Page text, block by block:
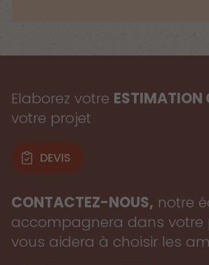
Elaborez votre ESTIMATION
votre projet
DEVIS
CONTACTEZ-NOUS, notre
accompagnera dans votre
vous aidera à choisir les